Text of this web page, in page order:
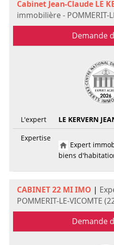
Cabinet Jean-Claude LE
immobilière - POMMERIT-
Demande
L'expert
LE KERVERN
Expertise
Expert
biens
CABINET 22 MI IMO |
POMMERIT-LE-VICOMTE
Demande